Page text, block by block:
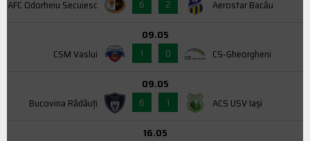
AFC Odorheiu Secuiesc
6
2 Aerostar Bacău
CSM Vaslui
09.05
1
0 CS-Gheorgheni
Bucovina Rădăuți
09.05
6
1 ACS USV Iaşi
16.05